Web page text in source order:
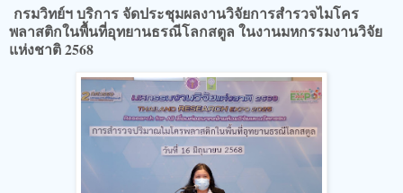
กรมวิทย์ฯ บริการ จัดประชุมผลงานวิจัยการสำรวจไมโคร
พลาสติกในพื้นที่อุทยานธรณีโลกสตูล ในงานมหกรรมงานวิจัย
แห่งชาติ 2568